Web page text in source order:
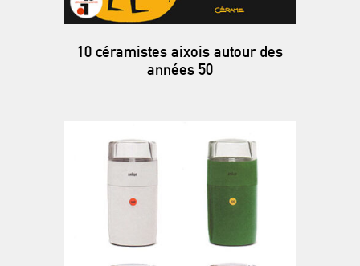
10 céramistes aixois autour des
années 50